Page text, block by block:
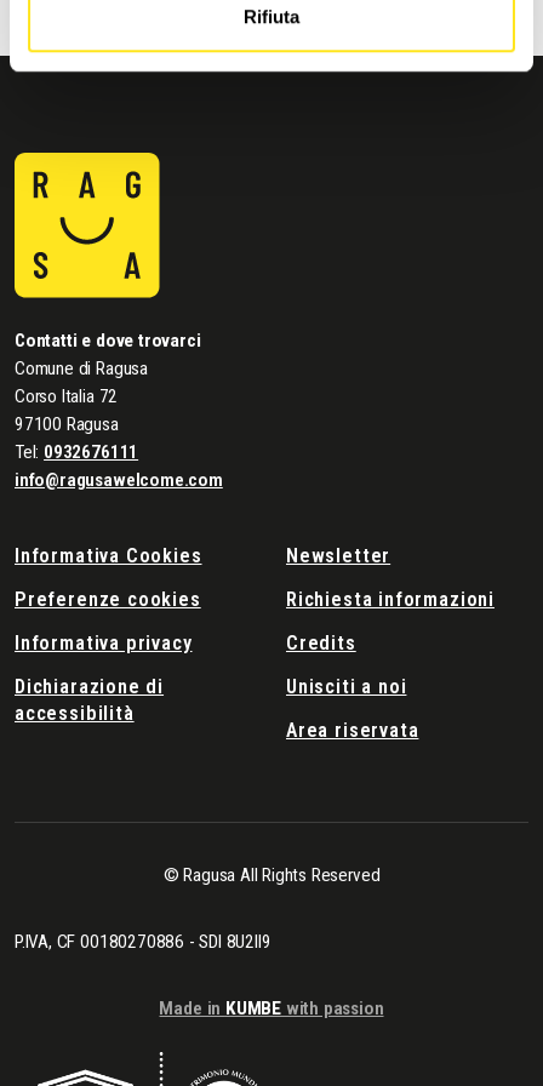
Rifiuta
Contatti e dove trovarci
Comune di Ragusa
Corso Italia 72
97100 Ragusa
Tel: 0932676111
info@ragusawelcome.com
Informativa Cookies
Preferenze cookies
Informativa privacy
Dichiarazione di
accessibilità
Newsletter
Richiesta informazioni
Credits
Unisciti a noi
Area riservata
© Ragusa All Rights Reserved
P.IVA, CF 00180270886 - SDI 8U2II9
Made in KUMBE with passion